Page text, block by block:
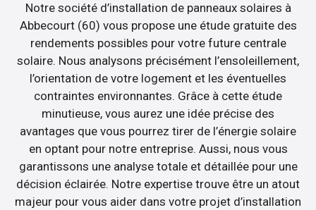
Notre société d’installation de panneaux solaires à
Abbecourt (60) vous propose une étude gratuite des
rendements possibles pour votre future centrale
solaire. Nous analysons précisément l’ensoleillement,
l’orientation de votre logement et les éventuelles
contraintes environnantes. Grâce à cette étude
minutieuse, vous aurez une idée précise des
avantages que vous pourrez tirer de l’énergie solaire
en optant pour notre entreprise. Aussi, nous vous
garantissons une analyse totale et détaillée pour une
décision éclairée. Notre expertise trouve être un atout
majeur pour vous aider dans votre projet d’installation